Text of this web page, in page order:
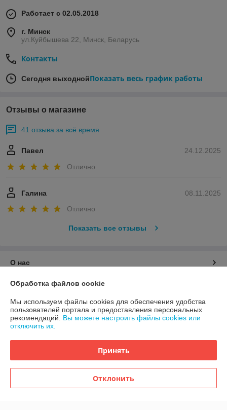
Работает с 02.05.2018
г. Минск
ул.Куйбышева 22, Минск, Беларусь
Контакты
Сегодня выходнойПоказать весь график работы
Отзывы о магазине
41 отзыва за всё время
24.12.2025
Павел
Отлично
08.11.2025
Галина
Отлично
Показать все отзывы
О нас
Контакты
Доставка и оплата
Полная версия сайта
Политика обработки cookies
Обработка файлов cookie
Мы используем файлы cookies для обеспечения удобства
пользователей портала и предоставления персональных
рекомендаций. Вы можете настроить файлы cookies или
отключить их.
Принять
Отклонить